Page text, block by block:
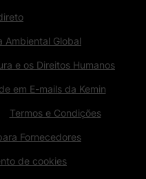
Ambiental Global
e os Direitos Humanos
em E-mails da Kemin
Termos e Condições
Fornecedores
de cookies